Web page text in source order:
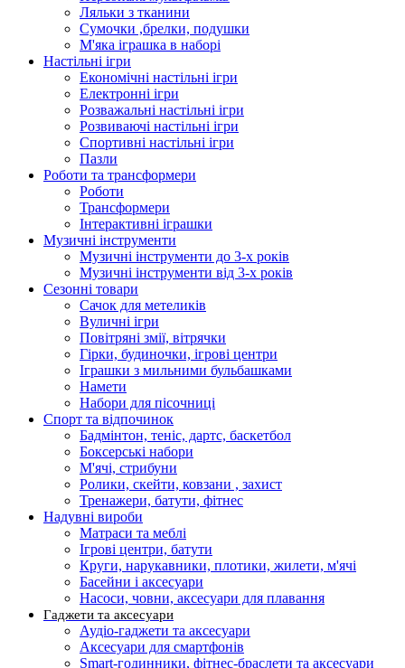
Ляльки з тканини
Сумочки ,брелки, подушки
М'яка іграшка в наборі
Настільні ігри
Економічні настільні ігри
Електронні ігри
Розважальні настільні ігри
Розвиваючі настільні ігри
Спортивні настільні ігри
Пазли
Роботи та трансформери
Роботи
Трансформери
Інтерактивні іграшки
Музичні інструменти
Музичні інструменти до 3-х років
Музичні інструменти від 3-х років
Сезонні товари
Сачок для метеликів
Вуличні ігри
Повітряні змії, вітрячки
Гірки, будиночки, ігрові центри
Іграшки з мильними бульбашками
Намети
Набори для пісочниці
Спорт та відпочинок
Бадмінтон, теніс, дартс, баскетбол
Боксерські набори
М'ячі, стрибуни
Ролики, скейти, ковзани , захист
Тренажери, батути, фітнес
Надувні вироби
Матраси та меблі
Ігрові центри, батути
Круги, нарукавники, плотики, жилети, м'ячі
Басейни і аксесуари
Насоси, човни, аксесуари для плавання
Гаджети та аксесуари
Аудіо-гаджети та аксесуари
Аксесуари для смартфонів
Smart-годинники, фітнес-браслети та аксесуари